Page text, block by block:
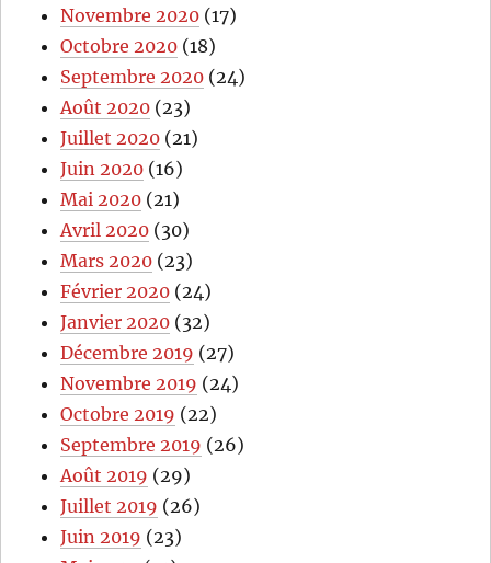
Novembre 2020 (17)
Octobre 2020 (18)
Septembre 2020 (24)
Août 2020 (23)
Juillet 2020 (21)
Juin 2020 (16)
Mai 2020 (21)
Avril 2020 (30)
Mars 2020 (23)
Février 2020 (24)
Janvier 2020 (32)
Décembre 2019 (27)
Novembre 2019 (24)
Octobre 2019 (22)
Septembre 2019 (26)
Août 2019 (29)
Juillet 2019 (26)
Juin 2019 (23)